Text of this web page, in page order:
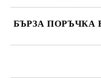
БЪРЗА ПОРЪЧКА